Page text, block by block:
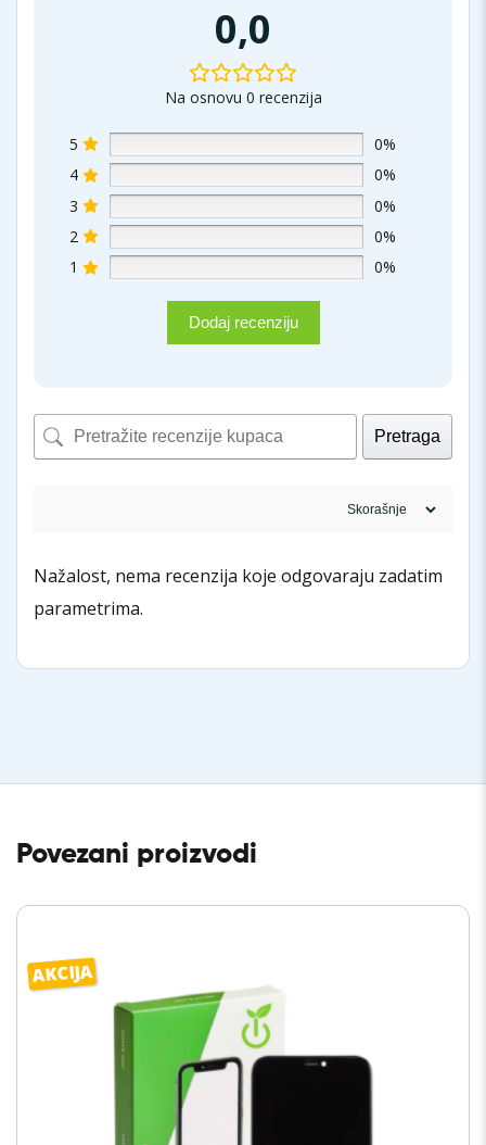
0,0
Na osnovu 0 recenzija
5
0%
4
0%
3
0%
2
0%
1
0%
Dodaj recenziju
Pretraga
Nažalost, nema recenzija koje odgovaraju zadatim
parametrima.
Povezani proizvodi
AKCIJA